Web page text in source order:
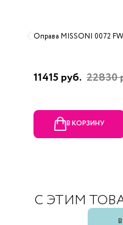
Оправа MISSONI 0072
11415 руб. 22830
В КОРЗИНУ
С ЭТИМ